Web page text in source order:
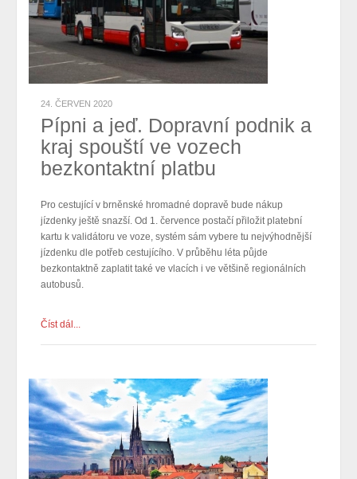
24. ČERVEN 2020
Pípni a jeď. Dopravní podnik a
kraj spouští ve vozech
bezkontaktní platbu
Pro cestující v brněnské hromadné dopravě bude nákup
jízdenky ještě snazší. Od 1. července postačí přiložit platební
kartu k validátoru ve voze, systém sám vybere tu nejvýhodnější
jízdenku dle potřeb cestujícího. V průběhu léta půjde
bezkontaktně zaplatit také ve vlacích i ve většině regionálních
autobusů.
Číst dál...